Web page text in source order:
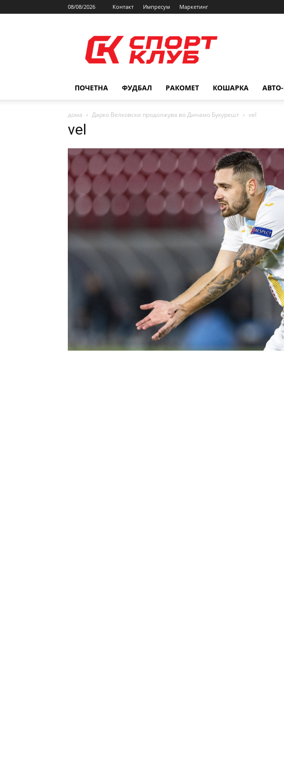
08/08/2026 Контакт Импресум Маркетинг
ПОЧЕТНА ФУДБАЛ РАКОМЕТ КОШАРКА
дома Дарко Велковски продолжува во Динамо Букурешт vel
vel